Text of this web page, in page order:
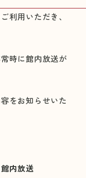
利用いただき、
時に館内放送が
をお知らせいた
内放送